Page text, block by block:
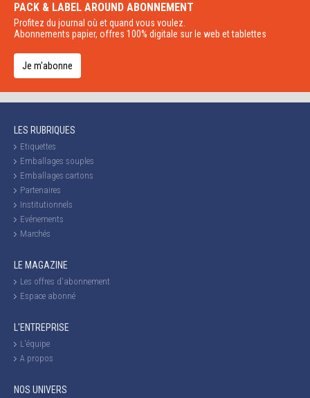
PACK & LABEL AROUND ABONNEMENT
Profitez du journal où et quand vous voulez.
Abonnements papier, offres 100% digitale sur le web et tablettes
Je m'abonne
LES RUBRIQUES
Etiquettes
Emballages souples
Emballages cartons
Partenaires
Institutionnels
Evénements
Marchés
LE MAGAZINE
Les offres d'abonnement
Espace abonné
L'ENTREPRISE
L'équipe
A propos
NOS UNIVERS